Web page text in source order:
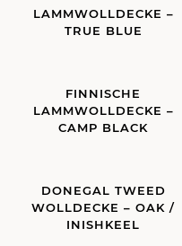
LAMMWOLLDECKE –
TRUE BLUE
FINNISCHE
LAMMWOLLDECKE –
CAMP BLACK
DONEGAL TWEED
WOLLDECKE – OAK /
INISHKEEL